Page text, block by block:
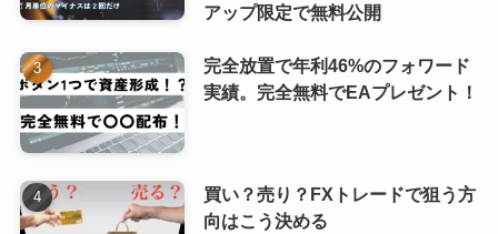
アップ限定で無料公開
完全放置で年利46%のフォワード
実績。完全無料でEAプレゼント！
買い？売り？FXトレードで狙う方
向はこう決める